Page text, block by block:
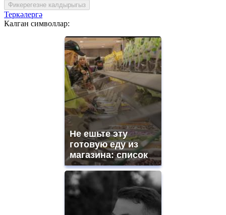
Фикерегезне калдырыгыз
Теркәлергә
Калган символлар:
Не ешьте эту
готовую еду из
магазина: список